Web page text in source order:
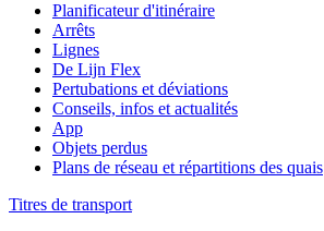
Planificateur d'itinéraire
Arrêts
Lignes
De Lijn Flex
Pertubations et déviations
Conseils, infos et actualités
App
Objets perdus
Plans de réseau et répartitions des quais
Titres de transport